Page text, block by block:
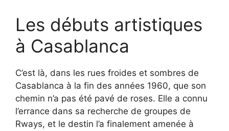
Les débuts artistiques
à Casablanca
C’est là, dans les rues froides et sombres de
Casablanca à la fin des années 1960, que son
chemin n’a pas été pavé de roses. Elle a connu
l’errance dans sa recherche de groupes de
Rways, et le destin l’a finalement amenée à